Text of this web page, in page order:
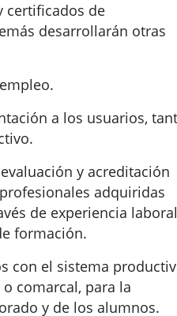
certificados de
desarrollarán otras
a los usuarios,
y acreditación
adquiridas
de experiencia
formación.
con el sistema
comarcal, para la
y de los alumnos.